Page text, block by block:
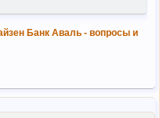
Банк Аваль - вопросы и